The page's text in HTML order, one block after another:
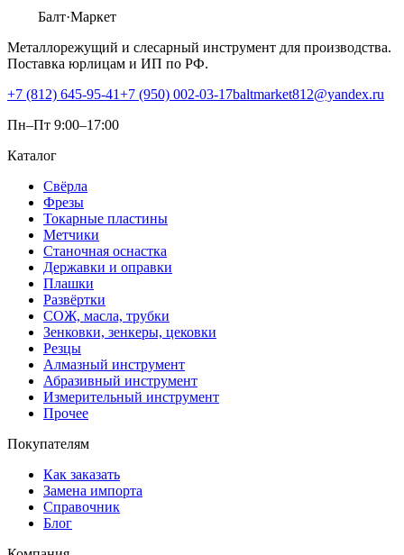
Балт·Маркет
Металлорежущий и слесарный инструмент для производства.
Поставка юрлицам и ИП по РФ.
+7 (812) 645-95-41+7 (950) 002-03-17baltmarket812@yandex.ru
Пн–Пт 9:00–17:00
Каталог
Свёрла
Фрезы
Токарные пластины
Метчики
Станочная оснастка
Державки и оправки
Плашки
Развёртки
СОЖ, масла, трубки
Зенковки, зенкеры, цековки
Резцы
Алмазный инструмент
Абразивный инструмент
Измерительный инструмент
Прочее
Покупателям
Как заказать
Замена импорта
Справочник
Блог